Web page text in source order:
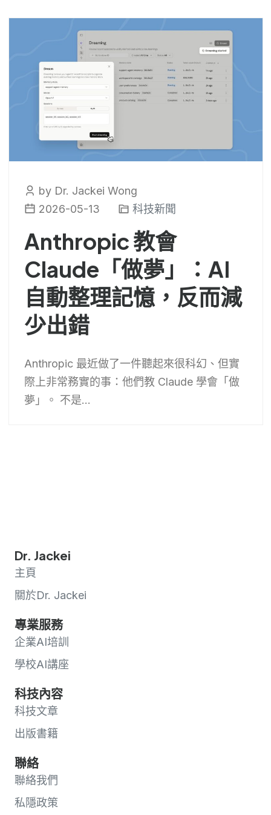
by Dr. Jackei Wong
2026-05-13
科技新聞
Anthropic 教會
Claude「做夢」：AI
自動整理記憶，反而減
少出錯
Anthropic 最近做了一件聽起來很科幻、但實
際上非常務實的事：他們教 Claude 學會「做
夢」。 不是...
Dr. Jackei
主頁
關於Dr. Jackei
專業服務
企業AI培訓
學校AI講座
科技內容
科技文章
出版書籍
聯絡
聯絡我們
私隱政策